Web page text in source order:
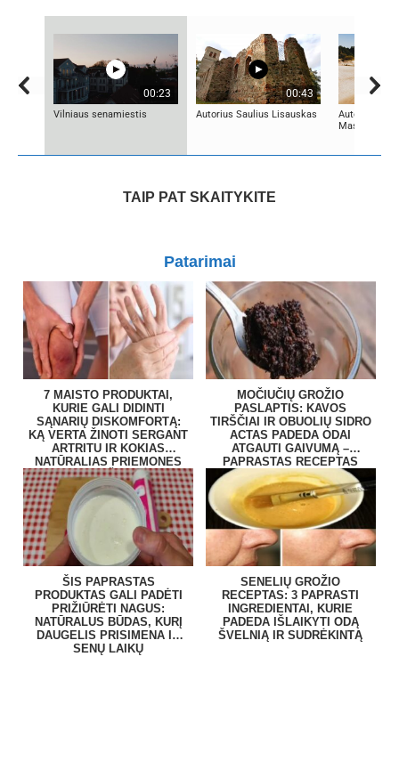
00:23
Vilniaus senamiestis
00:43
Autorius Saulius Lisauskas
Autorius
Mascinskas
TAIP PAT SKAITYKITE
Patarimai
7 MAISTO PRODUKTAI,
KURIE GALI DIDINTI
SĄNARIŲ DISKOMFORTĄ:
KĄ VERTA ŽINOTI SERGANT
ARTRITU IR KOKIAS
NATŪRALIAS PRIEMONES
RENKASI ŽMONĖS?
MOČIUČIŲ GROŽIO
PASLAPTIS: KAVOS
TIRŠČIAI IR OBUOLIŲ SIDRO
ACTAS PADEDA ODAI
ATGAUTI GAIVUMĄ –
PAPRASTAS RECEPTAS
NAMUOSE
ŠIS PAPRASTAS
PRODUKTAS GALI PADĖTI
PRIŽIŪRĖTI NAGUS:
NATŪRALUS BŪDAS, KURĮ
DAUGELIS PRISIMENA IŠ
SENŲ LAIKŲ
SENELIŲ GROŽIO
RECEPTAS: 3 PAPRASTI
INGREDIENTAI, KURIE
PADEDA IŠLAIKYTI ODĄ
ŠVELNIĄ IR SUDRĖKINTĄ